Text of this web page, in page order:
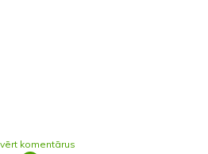
komentārus